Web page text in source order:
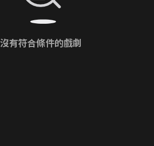
沒有符合條件的戲劇